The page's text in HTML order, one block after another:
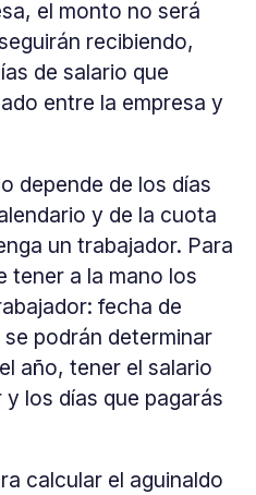
el monto no será
recibiendo,
de salario que
entre la empresa y
depende de los días
y de la cuota
un trabajador. Para
tener a la mano los
fecha de
podrán determinar
año, tener el salario
los días que pagarás
calcular el aguinaldo